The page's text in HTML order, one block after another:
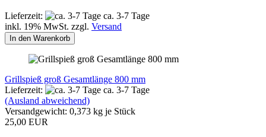
Lieferzeit:
ca. 3-7 Tage
inkl. 19% MwSt. zzgl. Versand
In den Warenkorb
Grillspieß groß Gesamtlänge 800 mm
Lieferzeit:
ca. 3-7 Tage
(Ausland abweichend)
Versandgewicht: 0,373 kg je Stück
25,00 EUR